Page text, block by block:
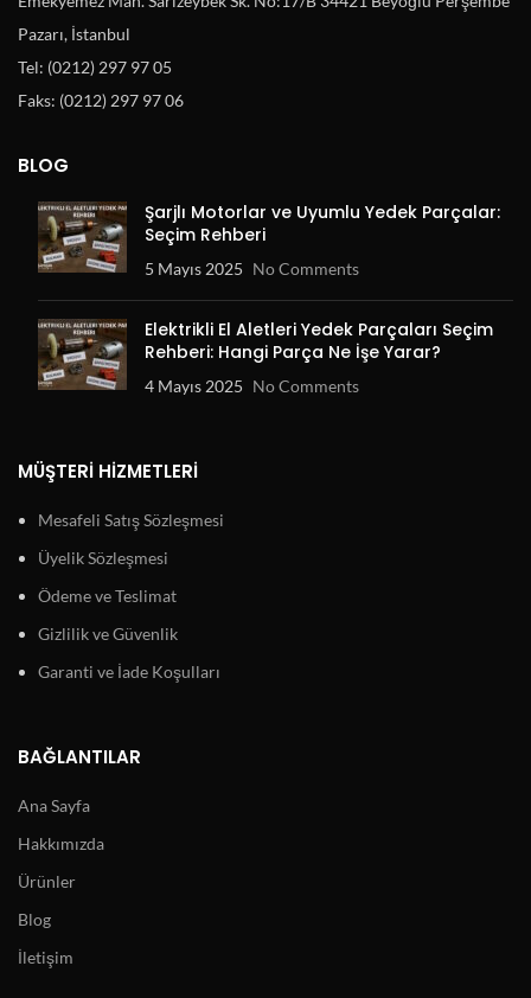
Pazarı, İstanbul
Tel: (0212) 297 97 05
Faks: (0212) 297 97 06
BLOG
Şarjlı Motorlar ve Uyumlu Yedek Parçalar:
Seçim Rehberi
5 Mayıs 2025 No Comments
Elektrikli El Aletleri Yedek Parçaları Seçim
Rehberi: Hangi Parça Ne İşe Yarar?
4 Mayıs 2025 No Comments
MÜŞTERI HIZMETLERI
Mesafeli Satış Sözleşmesi
Üyelik Sözleşmesi
Ödeme ve Teslimat
Gizlilik ve Güvenlik
Garanti ve İade Koşulları
BAĞLANTILAR
Ana Sayfa
Hakkımızda
Ürünler
Blog
İletişim